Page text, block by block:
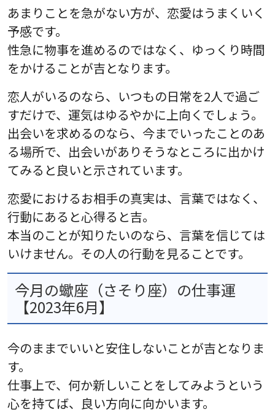
あまりことを急がない方が、恋愛はうまくいく
予感です。
性急に物事を進めるのではなく、ゆっくり時間
をかけることが吉となります。
恋人がいるのなら、いつもの日常を2人で過ご
すだけで、運気はゆるやかに上向くでしょう。
出会いを求めるのなら、今までいったことのあ
る場所で、出会いがありそうなところに出かけ
てみると良いと示されています。
恋愛におけるお相手の真実は、言葉ではなく、
行動にあると心得ると吉。
本当のことが知りたいのなら、言葉を信じては
いけません。その人の行動を見ることです。
今月の蠍座（さそり座）の仕事運
【2023年6月】
今のままでいいと安住しないことが吉となりま
す。
仕事上で、何か新しいことをしてみようという
心を持てば、良い方向に向かいます。